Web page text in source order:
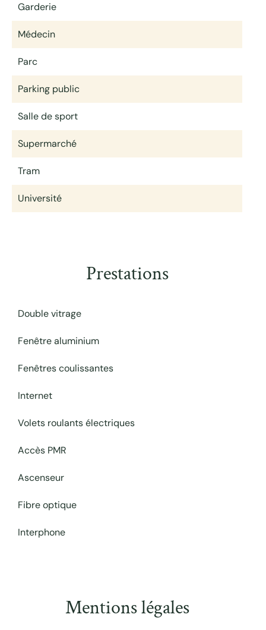
Garderie
Médecin
Parc
Parking public
Salle de sport
Supermarché
Tram
Université
Prestations
Double vitrage
Fenêtre aluminium
Fenêtres coulissantes
Internet
Volets roulants électriques
Accès PMR
Ascenseur
Fibre optique
Interphone
Mentions légales